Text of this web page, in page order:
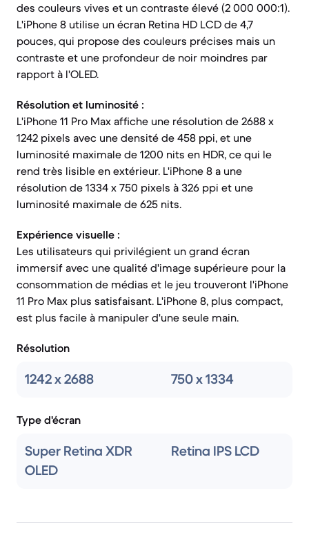
des couleurs vives et un contraste élevé (2 000 000:1).
L'iPhone 8 utilise un écran Retina HD LCD de 4,7
pouces, qui propose des couleurs précises mais un
contraste et une profondeur de noir moindres par
rapport à l'OLED.
Résolution et luminosité :
L'iPhone 11 Pro Max affiche une résolution de 2688 x
1242 pixels avec une densité de 458 ppi, et une
luminosité maximale de 1200 nits en HDR, ce qui le
rend très lisible en extérieur. L'iPhone 8 a une
résolution de 1334 x 750 pixels à 326 ppi et une
luminosité maximale de 625 nits.
Expérience visuelle :
Les utilisateurs qui privilégient un grand écran
immersif avec une qualité d'image supérieure pour la
consommation de médias et le jeu trouveront l'iPhone
11 Pro Max plus satisfaisant. L'iPhone 8, plus compact,
est plus facile à manipuler d'une seule main.
Résolution
1242 x 2688 750 x 1334
Type d'écran
Super Retina XDR
OLED
Retina IPS LCD